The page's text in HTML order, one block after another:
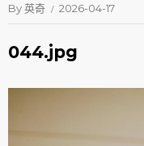
By英奇 2026-04-17
044.jpg